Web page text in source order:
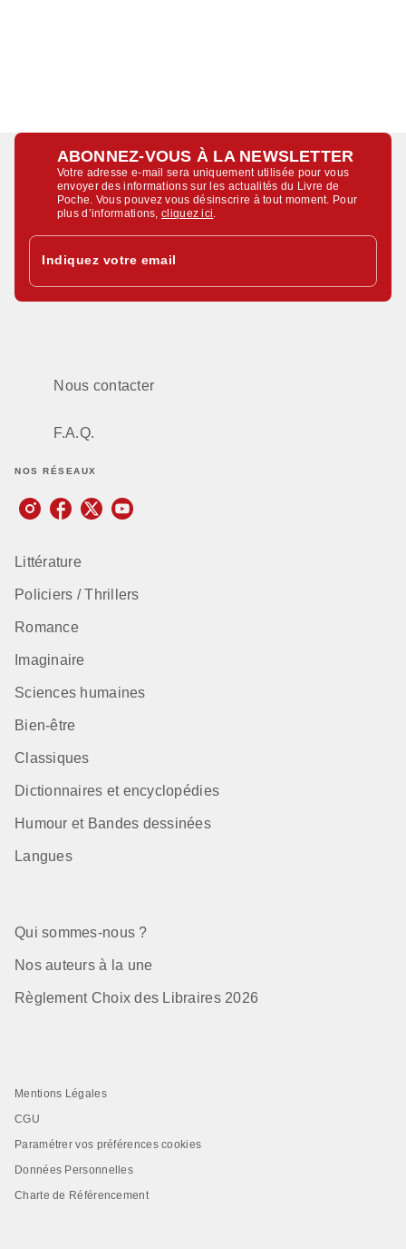
ABONNEZ-VOUS À LA NEWSLETTER
Votre adresse e-mail sera uniquement utilisée pour vous
envoyer des informations sur les actualités du Livre de
Poche. Vous pouvez vous désinscrire à tout moment. Pour
plus d’informations,cliquez ici
Indiquez votre email
Nous contacter
F.A.Q.
NOS RÉSEAUX
Littérature
Policiers / Thrillers
Romance
Imaginaire
Sciences humaines
Bien-être
Classiques
Dictionnaires et encyclopédies
Humour et Bandes dessinées
Langues
Qui sommes-nous ?
Nos auteurs à la une
Règlement Choix des Libraires 2026
Mentions Légales
CGU
Paramétrer vos préférences cookies
Données Personnelles
Charte de Référencement